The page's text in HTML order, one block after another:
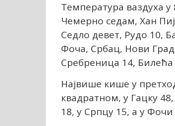
Температура ваздуха
Чемерно седам, Хан
Седло девет, Рудо 10,
Фоча, Србац, Нови
Сребреница 14, Билећа
Највише кише у
квадратном, у Гацку
18, у Српцу 15, а у Фочи